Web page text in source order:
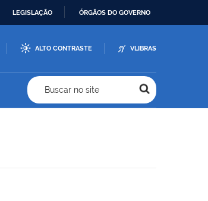
LEGISLAÇÃO ÓRGÃOS DO GOVERNO
ALTO CONTRASTE VLIBRAS
Buscar no site